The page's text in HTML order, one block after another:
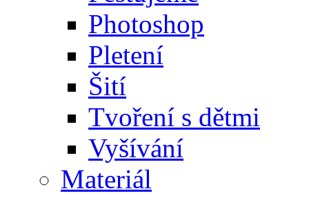
Photoshop
Pletení
Šití
Tvoření s dětmi
Vyšívání
Materiál